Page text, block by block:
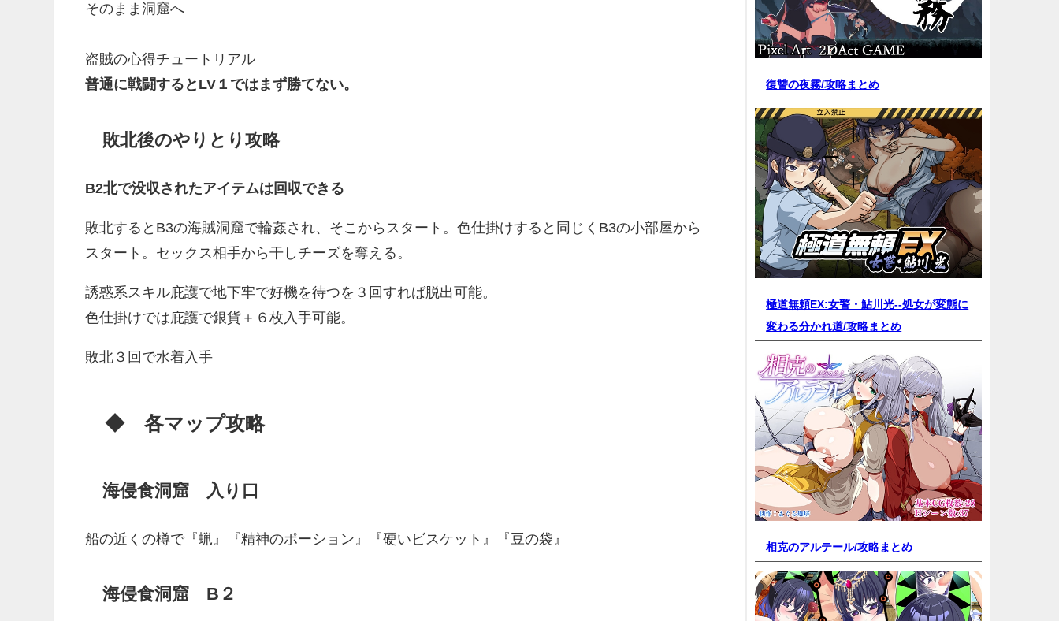
そのまま洞窟へ
盗賊の心得チュートリアル
普通に戦闘するとLV１ではまず勝てない。
敗北後のやりとり攻略
B2北で没収されたアイテムは回収できる
敗北するとB3の海賊洞窟で輪姦され、そこからスタート。色仕掛けすると同じくB3の小部屋から
スタート。セックス相手から干しチーズを奪える。
誘惑系スキル庇護で地下牢で好機を待つを３回すれば脱出可能。
色仕掛けでは庇護で銀貨＋６枚入手可能。
敗北３回で水着入手
◆ 各マップ攻略
海侵食洞窟 入り口
船の近くの樽で『蝋』『精神のポーション』『硬いビスケット』『豆の袋』
海侵食洞窟 B２
復讐の夜霧/攻略まとめ
極道無頼EX:女警・鮎川光--処女が変態に
変わる分かれ道/攻略まとめ
相克のアルテール/攻略まとめ